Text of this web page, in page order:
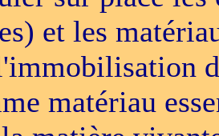
et les
matériau